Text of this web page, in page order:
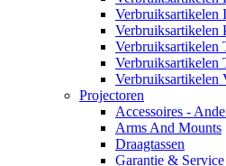
Verbruiksartikelen
Verbruiksartikelen
Verbruiksartikelen
Verbruiksartikelen
Verbruiksartikelen
Projectoren
Accessoires -
Arms And Mounts
Draagtassen
Garantie & Service